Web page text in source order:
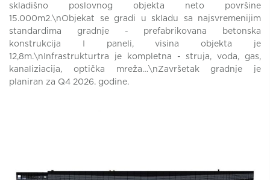
skladišno poslovnog objekta neto površine
15.000m2.\nObjekat se gradi u skladu sa najsvremenijim
standardima gradnje - prefabrikovana betonska
konstrukcija I paneli, visina objekta je
12,8m.\nInfrastrukturtra je kompletna - struja, voda, gas,
kanaliziacija, optička mreža…\nZavršetak gradnje je
planiran za Q4 2026. godine.